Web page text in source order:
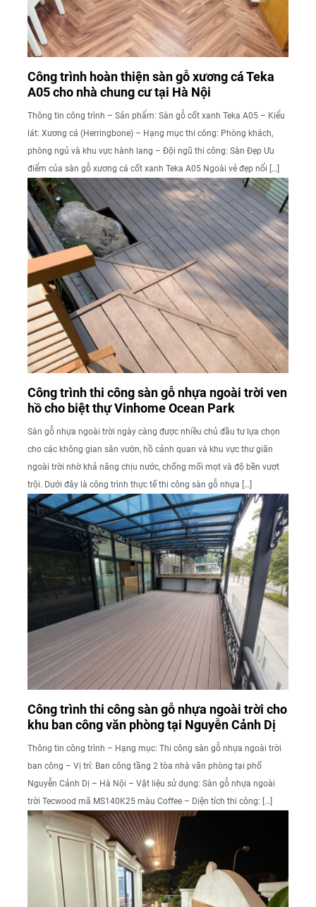
Công trình hoàn thiện sàn gỗ xương cá Teka
A05 cho nhà chung cư tại Hà Nội
Thông tin công trình – Sản phẩm: Sàn gỗ cốt xanh Teka A05 – Kiểu
lát: Xương cá (Herringbone) – Hạng mục thi công: Phòng khách,
phòng ngủ và khu vực hành lang – Đội ngũ thi công: Sàn Đẹp Ưu
điểm của sàn gỗ xương cá cốt xanh Teka A05 Ngoài vẻ đẹp nổi […]
Công trình thi công sàn gỗ nhựa ngoài trời ven
hồ cho biệt thự Vinhome Ocean Park
Sàn gỗ nhựa ngoài trời ngày càng được nhiều chủ đầu tư lựa chọn
cho các không gian sân vườn, hồ cảnh quan và khu vực thư giãn
ngoài trời nhờ khả năng chịu nước, chống mối mọt và độ bền vượt
trội. Dưới đây là công trình thực tế thi công sàn gỗ nhựa […]
Công trình thi công sàn gỗ nhựa ngoài trời cho
khu ban công văn phòng tại Nguyễn Cảnh Dị
Thông tin công trình – Hạng mục: Thi công sàn gỗ nhựa ngoài trời
ban công – Vị trí: Ban công tầng 2 tòa nhà văn phòng tại phố
Nguyễn Cảnh Dị – Hà Nội – Vật liệu sử dụng: Sàn gỗ nhựa ngoài
trời Tecwood mã MS140K25 màu Coffee – Diện tích thi công: […]